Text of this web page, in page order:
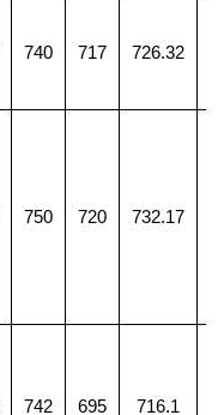
740 717 726.32
750 720 732.17
742 695 716.1